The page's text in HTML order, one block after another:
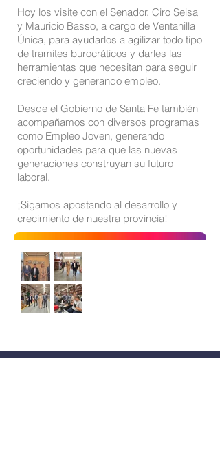
Hoy los visite con el Senador, Ciro Seisa
y Mauricio Basso, a cargo de Ventanilla
Única, para ayudarlos a agilizar todo tipo
de tramites burocráticos y darles las
herramientas que necesitan para seguir
creciendo y generando empleo.
Desde el Gobierno de Santa Fe también
acompañamos con diversos programas
como Empleo Joven, generando
oportunidades para que las nuevas
generaciones construyan su futuro
laboral.
¡Sigamos apostando al desarrollo y
crecimiento de nuestra provincia!